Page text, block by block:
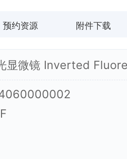
预约资源 附件下载
显微镜 Inverted